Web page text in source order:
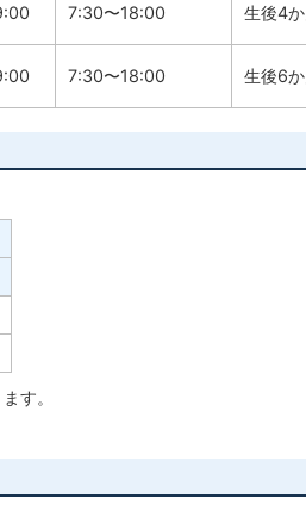
7:30〜18:00 生後4
7:30〜18:00 生後6
す。